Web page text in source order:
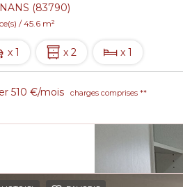
(83790)
/ 45.6 m²
x 1 x 2 x 1
510 €/mois charges comprises **